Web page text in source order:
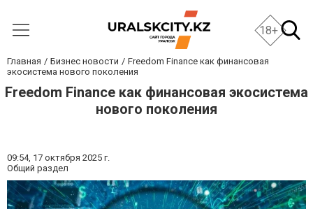
18+
Главная Бизнес новости
Freedom Finance как финансовая
экосистема нового поколения
Freedom Finance как финансовая экосистема
нового поколения
09:54, 17 октября 2025 г.
Общий раздел